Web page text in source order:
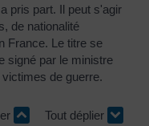
pris part. Il peut s'agir
de nationalité
France. Le titre se
signé par le ministre
de guerre.
Tout déplier